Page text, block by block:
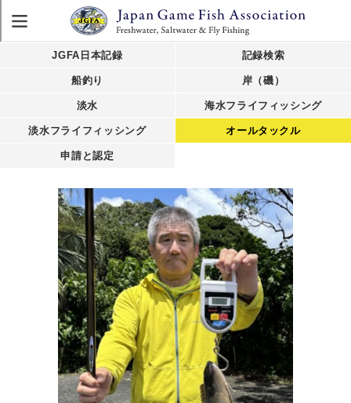
JGFA日本記録 記録検索
船釣り 岸（磯）
淡水 海水フライフィッシング
淡水フライフィッシング オールタックル
申請と認定